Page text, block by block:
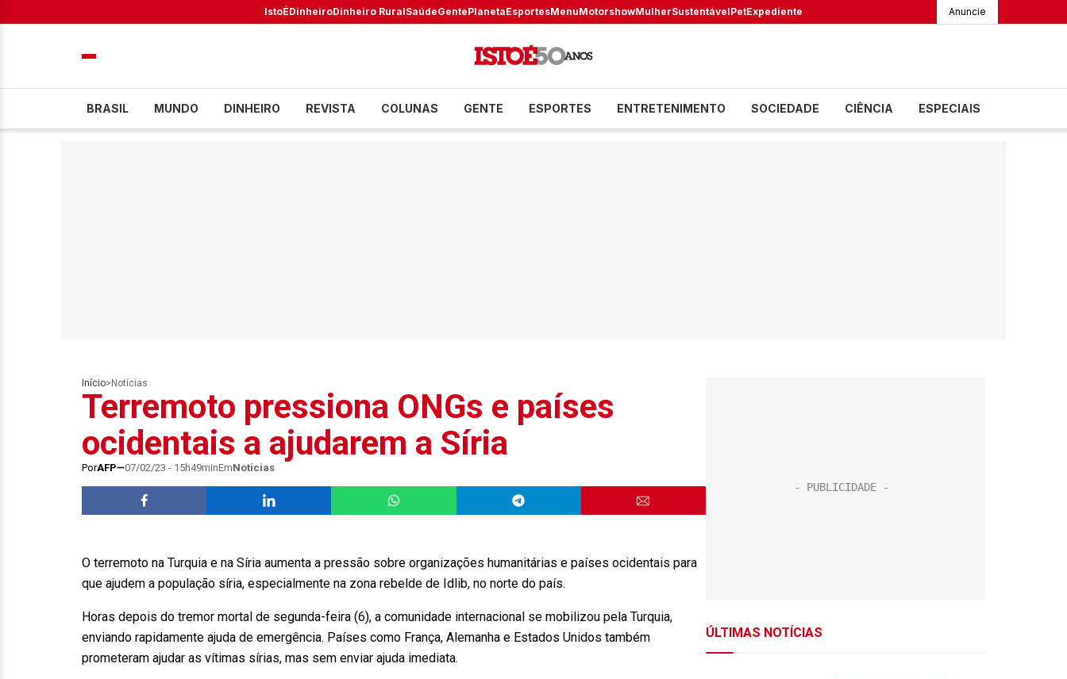
IstoÉDinheiroDinheiro RuralSaúdeGentePlanetaEsportesMenuMotorshowMulherSustentávelPetExpediente Anuncie
BRASIL MUNDO DINHEIRO REVISTA COLUNAS GENTE ESPORTES ENTRETENIMENTO SOCIEDADE CIÊNCIA ESPECIAIS
Início> Notícias
Terremoto pressiona ONGs e países
ocidentais a ajudarem a Síria
PorAFP 07/02/23 - 15h49minEmNotícias
O terremoto na Turquia e na Síria aumenta a pressão sobre organizações humanitárias e países ocidentais para
que ajudem a população síria, especialmente na zona rebelde de Idlib, no norte do país.
Horas depois do tremor mortal de segunda-feira (6), a comunidade internacional se mobilizou pela Turquia,
enviando rapidamente ajuda de emergência. Países como França, Alemanha e Estados Unidos também
prometeram ajudar as vítimas sírias, mas sem enviar ajuda imediata.